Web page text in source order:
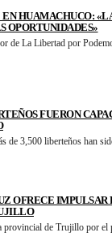
HUAMACHUCO:
OPORTUNIDADES»
de La Libertad por
FUERON
de 3,500 liberteños han
OFRECE
provincial de Trujillo por el